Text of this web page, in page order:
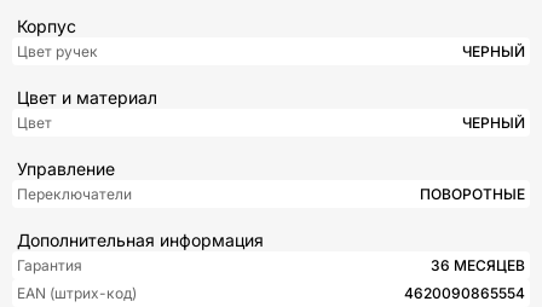
Корпус
Цвет ручек ЧЕРНЫЙ
Цвет и материал
Цвет ЧЕРНЫЙ
Управление
Переключатели ПОВОРОТНЫЕ
Дополнительная информация
Гарантия
36 МЕСЯЦЕВ
EAN (штрих-код)
4620090865554